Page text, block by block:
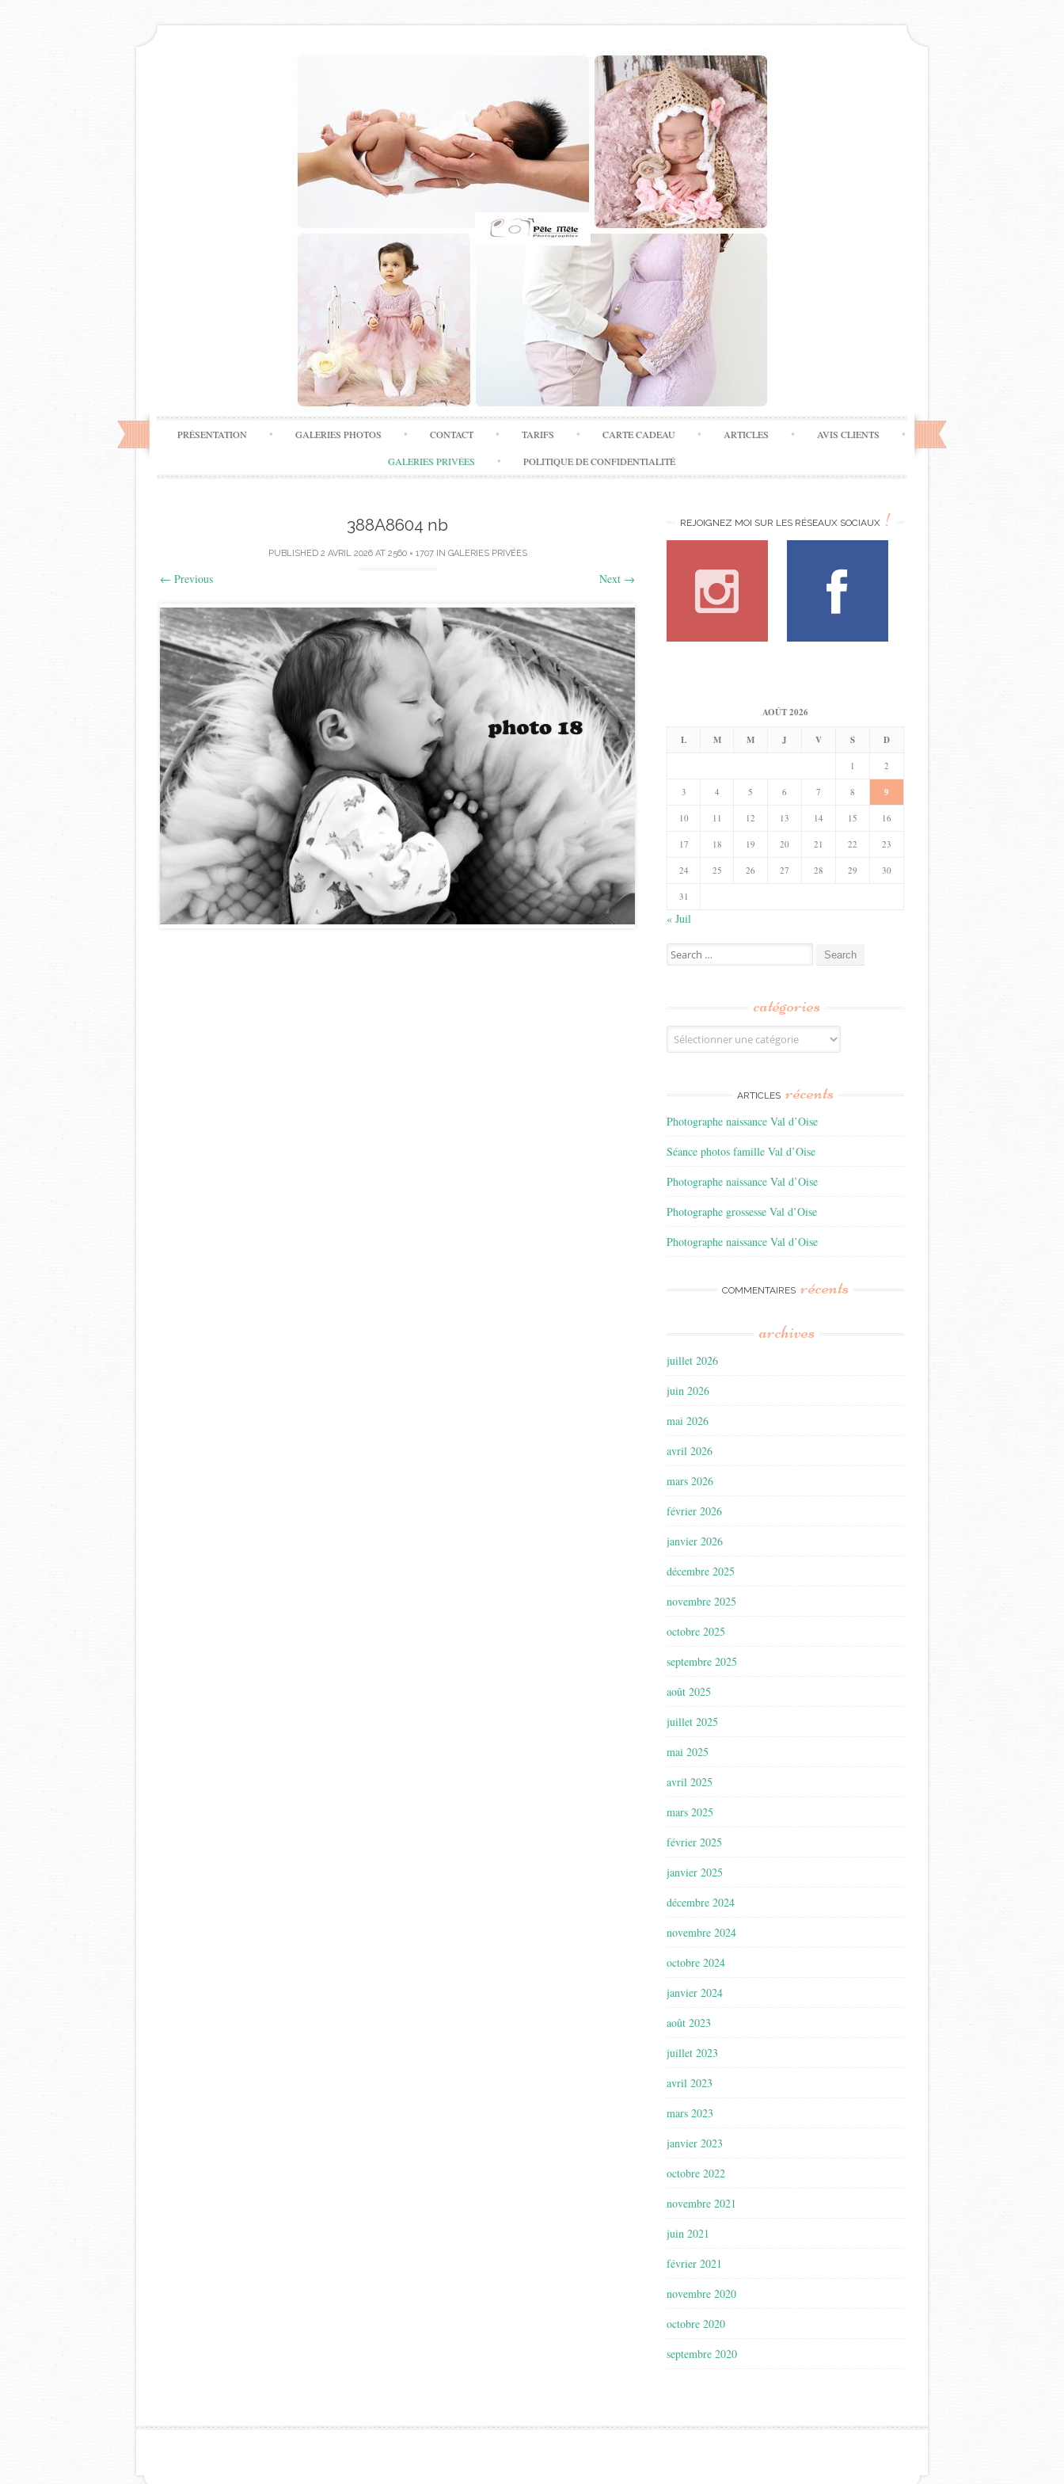
Skip
to
content
PRÉSENTATION GALERIES PHOTOS CONTACT TARIFS CARTE CADEAU ARTICLES AVIS CLIENTS
GALERIES PRIVÉES POLITIQUE DE CONFIDENTIALITÉ
388A8604 nb
PUBLISHED 2 AVRIL 2026AT 2560 × 1707IN GALERIES PRIVÉES
← Previous Next →
REJOIGNEZ MOI SUR LES RÉSEAUX SOCIAUX !
AOÛT 2026
L M M J V S D
1 2
3 4 5 6 7 8 9
10 11 12 13 14 15 16
17 18 19 20 21 22 23
24 25 26 27 28 29 30
31
« Juil
Search
for:
catégories
Catégories
ARTICLES récents
Photographe naissance Val d’Oise
Séance photos famille Val d’Oise
Photographe naissance Val d’Oise
Photographe grossesse Val d’Oise
Photographe naissance Val d’Oise
COMMENTAIRES récents
archives
juillet 2026
juin 2026
mai 2026
avril 2026
mars 2026
février 2026
janvier 2026
décembre 2025
novembre 2025
octobre 2025
septembre 2025
août 2025
juillet 2025
mai 2025
avril 2025
mars 2025
février 2025
janvier 2025
décembre 2024
novembre 2024
octobre 2024
janvier 2024
août 2023
juillet 2023
avril 2023
mars 2023
janvier 2023
octobre 2022
novembre 2021
juin 2021
février 2021
novembre 2020
octobre 2020
septembre 2020